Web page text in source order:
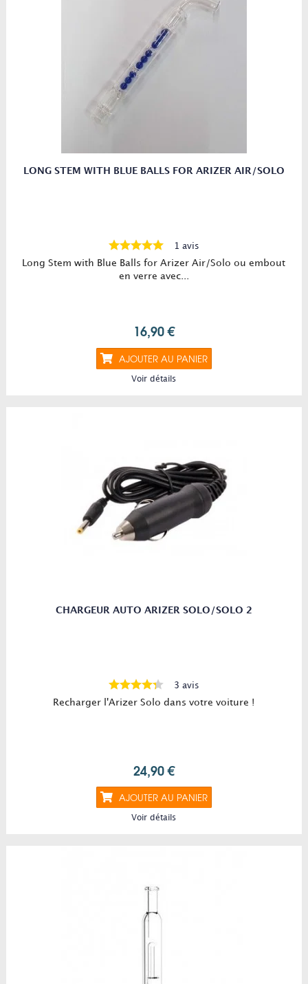
LONG STEM WITH BLUE BALLS FOR ARIZER AIR/SOLO
1 avis
Long Stem with Blue Balls for Arizer Air/Solo ou embout
en verre avec...
16,90 €
AJOUTER AU PANIER
Voir détails
CHARGEUR AUTO ARIZER SOLO/SOLO 2
3 avis
Recharger l'Arizer Solo dans votre voiture !
24,90 €
AJOUTER AU PANIER
Voir détails